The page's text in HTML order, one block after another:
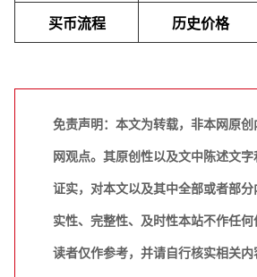
买币流程 历史价格
免责声明：本文为转载，非本网原
网观点。其原创性以及文中陈述文
证实，对本文以及其中全部或者部
实性、完整性、及时性本站不作任
读者仅作参考，并请自行核实相关内